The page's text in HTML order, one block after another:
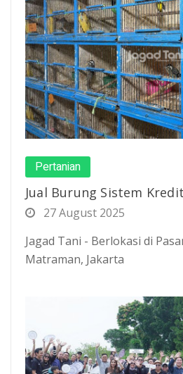
Pertanian
Jual Burung Sistem
27 August 2025
Jagad Tani - Berlokasi di
Matraman, Jakarta